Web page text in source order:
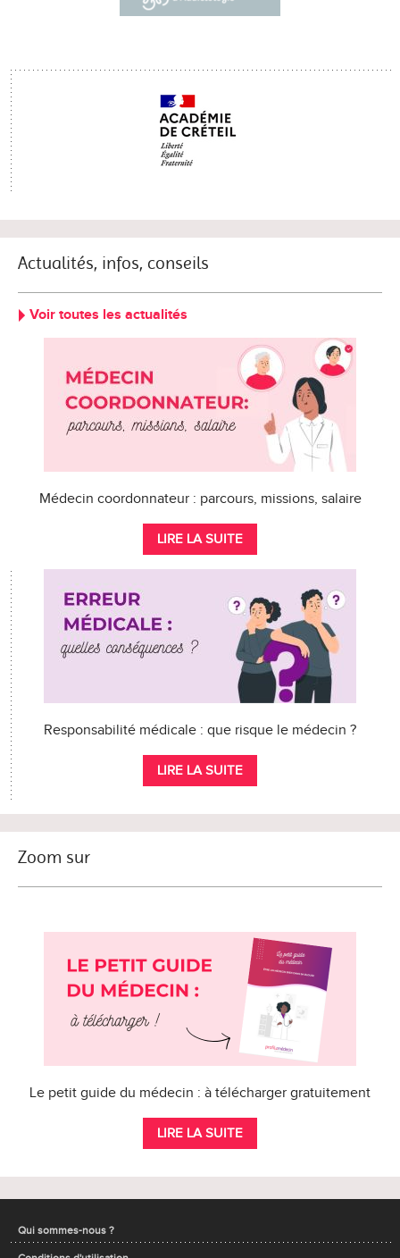
Actualités, infos, conseils
Voir toutes les actualités
Médecin coordonnateur : parcours, missions, salaire
LIRE LA SUITE
Responsabilité médicale : que risque le médecin ?
LIRE LA SUITE
Zoom sur
Le petit guide du médecin : à télécharger gratuitement
LIRE LA SUITE
Qui sommes-nous ?